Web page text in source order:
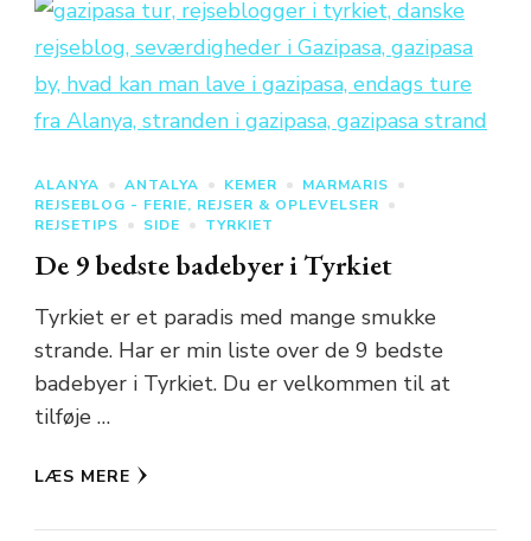
ALANYA ANTALYA KEMER
MARMARIS
REJSEBLOG - FERIE, REJSER & OPLEVELSER
REJSETIPS
SIDE TYRKIET
De 9 bedste badebyer i Tyrkiet
Tyrkiet er et paradis med mange smukke
strande. Har er min liste over de 9 bedste
badebyer i Tyrkiet. Du er velkommen til at
tilføje …
LÆS MERE